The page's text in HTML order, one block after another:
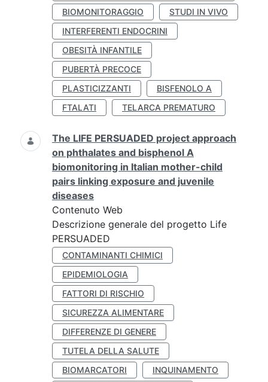
BIOMONITORAGGIO
STUDI IN VIVO
INTERFERENTI ENDOCRINI
OBESITÀ INFANTILE
PUBERTÀ PRECOCE
PLASTICIZZANTI
BISFENOLO A
FTALATI
TELARCA PREMATURO
The LIFE PERSUADED project approach
on phthalates and bisphenol A
biomonitoring in Italian mother-child
pairs linking exposure and juvenile
diseases
Contenuto Web
Descrizione generale del progetto Life
PERSUADED
CONTAMINANTI CHIMICI
EPIDEMIOLOGIA
FATTORI DI RISCHIO
SICUREZZA ALIMENTARE
DIFFERENZE DI GENERE
TUTELA DELLA SALUTE
BIOMARCATORI
INQUINAMENTO